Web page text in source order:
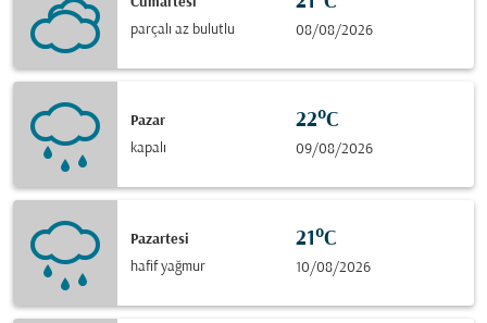
parçalı az bulutlu
08/08/2026
Pazar
kapalı
22°C
09/08/2026
Pazartesi
hafif yağmur
21°C
10/08/2026